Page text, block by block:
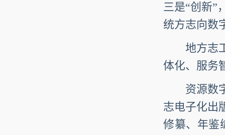
三是“创新”
统方志向数
地方志工
体化、服务
资源数字
志电子化出
修纂、年鉴